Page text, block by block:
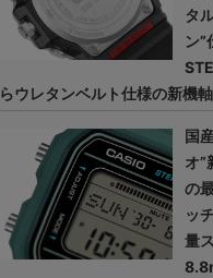
タ
ン”
らウレタンベルト仕様の新機軸
国
オ”
の
ッ
量